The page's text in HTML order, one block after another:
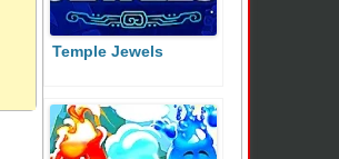
Temple Jewels